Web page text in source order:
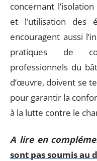
concernant
et l’utilisation des
encouragent aussi
pratiques de
professionnels du
d’œuvre, doivent se
pour garantir la
à la lutte contre le
A lire en
sont pas soumis au